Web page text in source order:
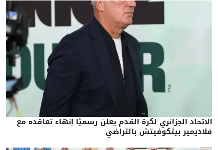
الاتحاد الجزائري لكرة القدم يعلن رسميًا إنهاء تعاقده مع
فلاديمير بيتكوفيتش بالتراضي